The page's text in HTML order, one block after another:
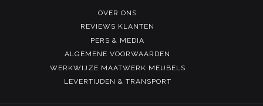
OVER ONS
REVIEWS KLANTEN
PERS & MEDIA
ALGEMENE VOORWAARDEN
WERKWIJZE MAATWERK MEUBELS
LEVERTIJDEN & TRANSPORT